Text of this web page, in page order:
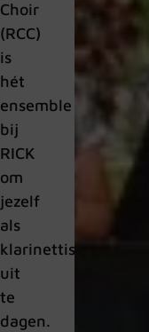
Choir
(RCC)
is
hét
ensemble
bij
RICK
om
jezelf
als
klarinettist
uit
te
dagen.